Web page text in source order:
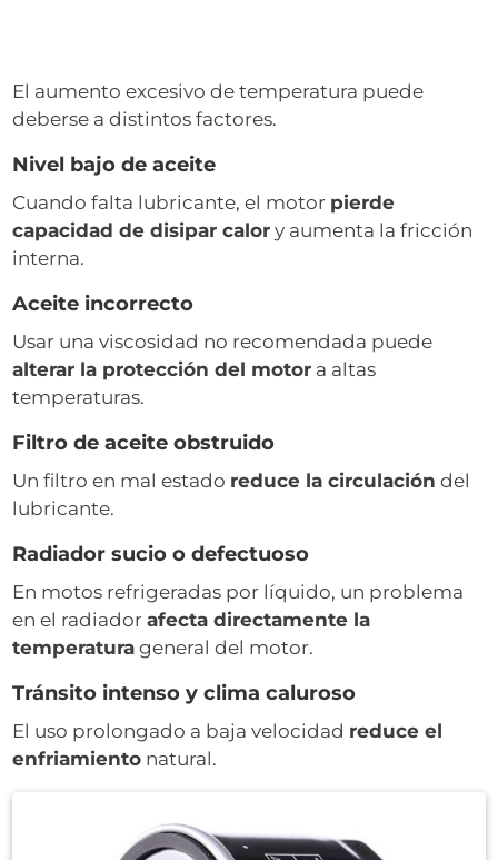
El aumento excesivo de temperatura puede
deberse a distintos factores.
Nivel bajo de aceite
Cuando falta lubricante, el motor pierde
capacidad de disipar calor y aumenta la fricción
interna.
Aceite incorrecto
Usar una viscosidad no recomendada puede
alterar la protección del motor a altas
temperaturas.
Filtro de aceite obstruido
Un filtro en mal estado reduce la circulación del
lubricante.
Radiador sucio o defectuoso
En motos refrigeradas por líquido, un problema
en el radiadorafecta directamente la
temperatura general del motor.
Tránsito intenso y clima caluroso
El uso prolongado a baja velocidad reduce el
enfriamiento natural.